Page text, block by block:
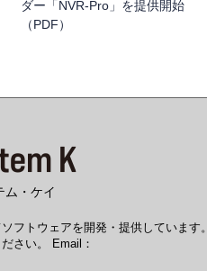
ダー「NVR-Pro」を提供開始
（PDF）
ム・ケイ
フトウェアを開発・提供しています。
さい。 Email：